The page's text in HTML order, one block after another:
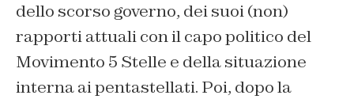
dello scorso governo, dei suoi (non)
rapporti attuali con il capo politico del
Movimento 5 Stelle e della situazione
interna ai pentastellati. Poi, dopo la